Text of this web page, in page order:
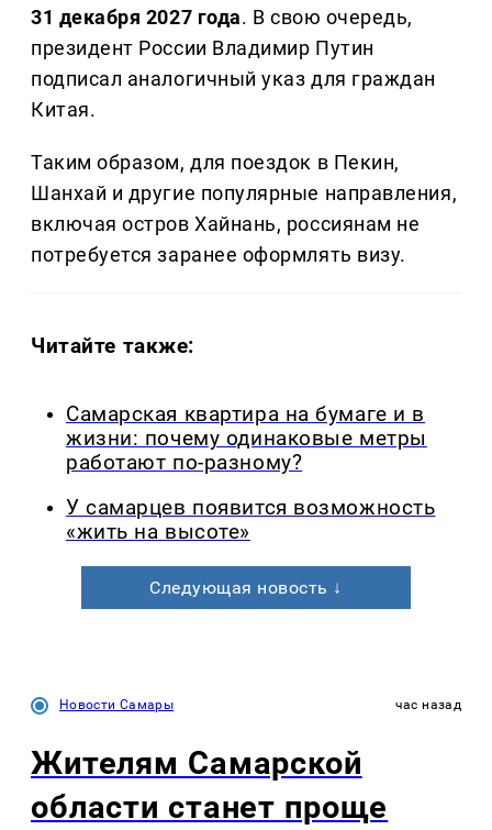
31 декабря 2027 года. В свою очередь,
президент России Владимир Путин
подписал аналогичный указ для граждан
Китая.
Таким образом, для поездок в Пекин,
Шанхай и другие популярные направления,
включая остров Хайнань, россиянам не
потребуется заранее оформлять визу.
Читайте также:
Самарская квартира на бумаге и в
жизни: почему одинаковые метры
работают по-разному?
У самарцев появится возможность
«жить на высоте»
Следующая новость ↓
Новости Самары час назад
Жителям Самарской
области станет проще